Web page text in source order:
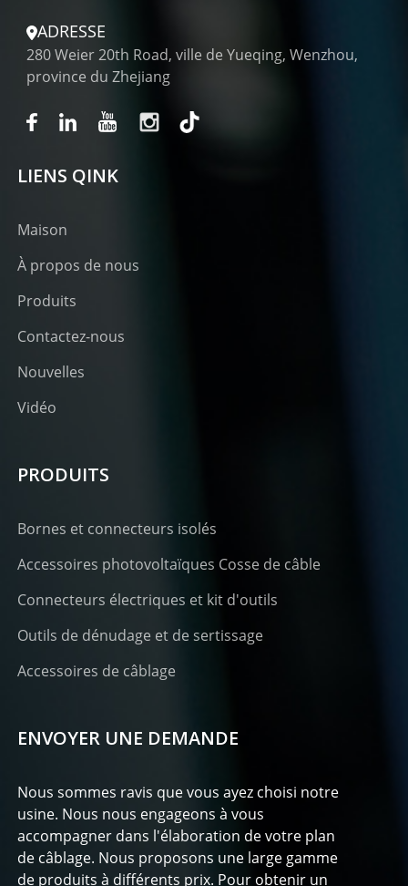
ADRESSE
280 Weier 20th Road, ville de Yueqing, Wenzhou,
province du Zhejiang
LIENS QINK
Maison
À propos de nous
Produits
Contactez-nous
Nouvelles
Vidéo
PRODUITS
Bornes et connecteurs isolés
Accessoires photovoltaïques Cosse de câble
Connecteurs électriques et kit d'outils
Outils de dénudage et de sertissage
Accessoires de câblage
ENVOYER UNE DEMANDE
Nous sommes ravis que vous ayez choisi notre
usine. Nous nous engageons à vous
accompagner dans l'élaboration de votre plan
de câblage. Nous proposons une large gamme
de produits à différents prix. Pour obtenir un